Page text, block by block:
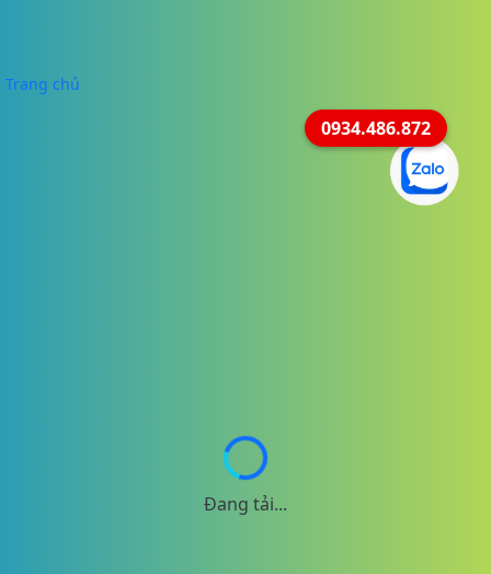
Trang chủ
Đang tải...
0934.486.872